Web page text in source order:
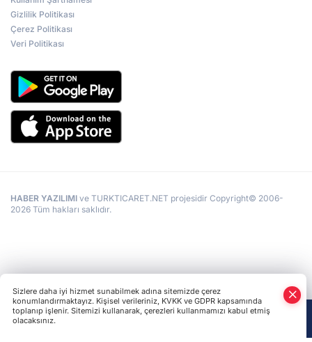
Gizlilik Politikası
Çerez Politikası
Veri Politikası
HABER YAZILIMI ve TURKTICARET.NET projesidir Copyright© 2006-
2026 Tüm hakları saklıdır.
Sizlere daha iyi hizmet sunabilmek adına sitemizde çerez
konumlandırmaktayız. Kişisel verileriniz, KVKK ve GDPR kapsamında
toplanıp işlenir. Sitemizi kullanarak, çerezleri kullanmamızı kabul etmiş
olacaksınız.